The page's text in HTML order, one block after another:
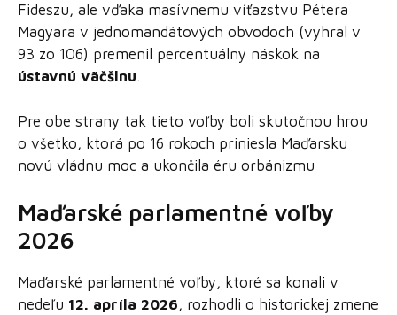
Fideszu, ale vďaka masívnemu víťazstvu Pétera
Magyara v jednomandátových obvodoch (vyhral v
93 zo 106) premenil percentuálny náskok na
ústavnú väčšinu.
Pre obe strany tak tieto voľby boli skutočnou hrou
o všetko, ktorá po 16 rokoch priniesla Maďarsku
novú vládnu moc a ukončila éru orbánizmu
Maďarské parlamentné voľby
2026
Maďarské parlamentné voľby, ktoré sa konali v
nedeľu 12. apríla 2026, rozhodli o historickej zmene